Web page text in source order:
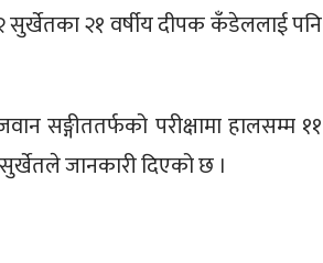
२ सुर्खेतका २१ वर्षीय दीपक कँडेललाई पनि
सङ्गीततर्फको परीक्षामा हालसम्म ११
सुर्खेतले जानकारी दिएको छ ।